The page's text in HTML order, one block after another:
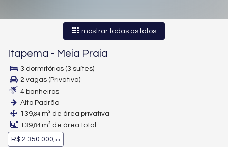
mostrar todas as fotos
Itapema - Meia Praia
3 dormitórios (3 suítes)
2 vagas (Privativa)
4 banheiros
Alto Padrão
139,84 m² de área privativa
139,84 m² de área total
R$ 2.350.000,00